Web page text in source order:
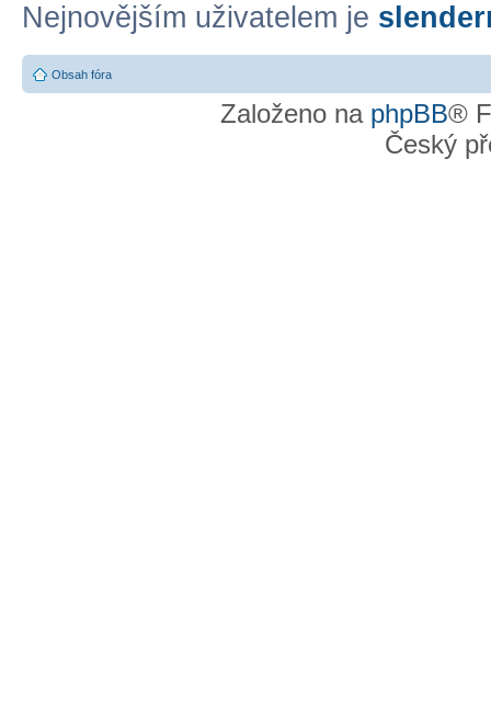
Nejnovějším uživatelem je
Obsah fóra
Založeno na phpBB®
Český